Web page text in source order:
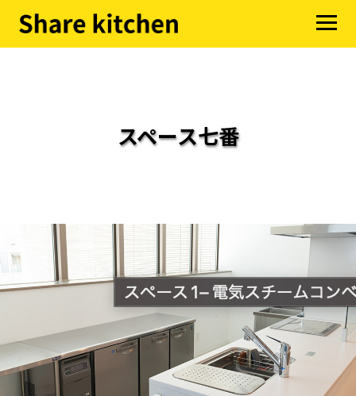
スペース七番